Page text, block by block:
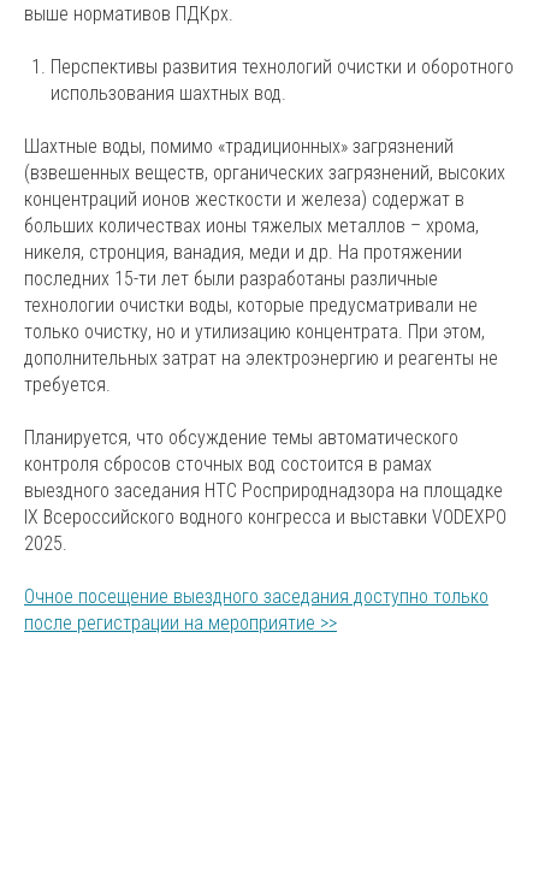
выше нормативов ПДКрх.
Перспективы развития технологий очистки и оборотного
использования шахтных вод.
Шахтные воды, помимо «традиционных» загрязнений
(взвешенных веществ, органических загрязнений, высоких
концентраций ионов жесткости и железа) содержат в
больших количествах ионы тяжелых металлов – хрома,
никеля, стронция, ванадия, меди и др. На протяжении
последних 15-ти лет были разработаны различные
технологии очистки воды, которые предусматривали не
только очистку, но и утилизацию концентрата. При этом,
дополнительных затрат на электроэнергию и реагенты не
требуется.
Планируется, что обсуждение темы автоматического
контроля сбросов сточных вод состоится в рамах
выездного заседания НТС Росприроднадзора на площадке
IX Всероссийского водного конгресса и выставки VODEXPO
2025.
Очное посещение выездного заседания доступно только
после регистрации на мероприятие >>